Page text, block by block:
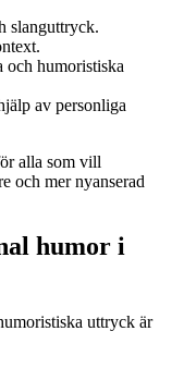
slanguttryck.
humoristiska
av personliga
alla som vill
och mer nyanserad
humor i
uttryck är